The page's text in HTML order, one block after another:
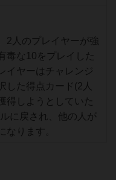
2人のプレイヤーが強
毒な10をプレイした
イヤーはチャレンジ
した得点カード(2人
得しようとしていた
に戻され、他の人が
なります。